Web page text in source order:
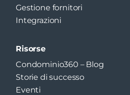
Gestione fornitori
Integrazioni
Risorse
Condominio360 – Blog
Storie di successo
Eventi